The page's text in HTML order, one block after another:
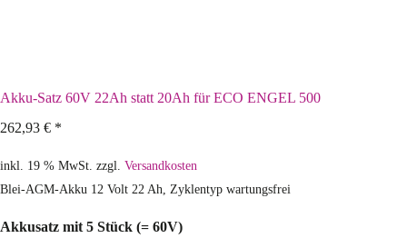
Akku-Satz 60V 22Ah statt 20Ah für ECO ENGEL 500
262,93 € *
inkl. 19 % MwSt. zzgl. Versandkosten
Blei-AGM-Akku 12 Volt 22 Ah, Zyklentyp wartungsfrei
Akkusatz mit 5 Stück (= 60V)